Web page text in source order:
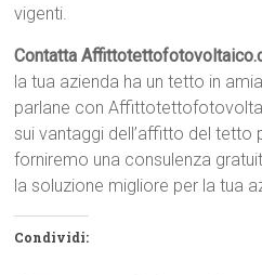
vigenti.
Contatta
la tua azienda ha un tetto in
parlane con
sui vantaggi dell’affitto del
forniremo una consulenza
la soluzione migliore per la tua
Condividi: